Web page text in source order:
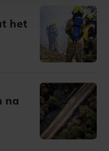
en wordt jouw
Op
bekijken en je
het
na